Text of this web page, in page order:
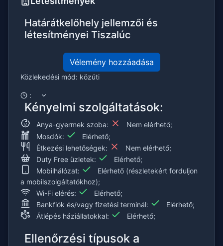
Határátkelőhely jellemzői és
létesítményei Tiszalúc
Vélemény hozzáadása
Közlekedési mód: közúti
:
Kényelmi szolgáltatások:
Anya-gyermek szoba:
Nem elérhető;
Mosdók:
Elérhető;
Étkezési lehetőségek:
Nem elérhető;
Duty Free üzletek:
Elérhető;
Mobilhálózat:
Elérhető (részletekért forduljon
a mobilszolgáltatókhoz);
Wi-Fi elérés:
Elérhető;
Bankfiók és/vagy fizetési terminál:
Elérhető;
Átlépés háziállatokkal:
Elérhető;
Ellenőrzési típusok a